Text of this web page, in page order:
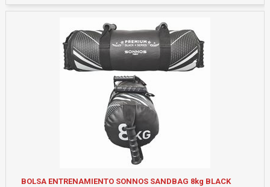
BOLSA ENTRENAMIENTO SONNOS SANDBAG 8kg BLACK